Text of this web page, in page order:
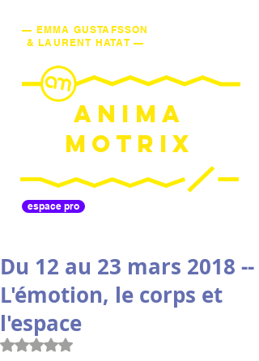
— EMMA GUSTAFSSON
& LAURENT HATAT —
ANIMA
MOTRIX
espace pro
Du 12 au 23 mars 2018 --
L'émotion, le corps et
l'espace
Noté NaN étoiles sur 5.